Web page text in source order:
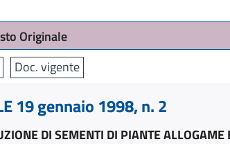
Originale
Doc. vigente
19 gennaio 1998, n. 2
DI SEMENTI DI PIANTE